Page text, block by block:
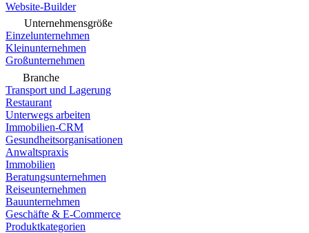
Website-Builder
Unternehmensgröße
Einzelunternehmen
Kleinunternehmen
Großunternehmen
Branche
Transport und Lagerung
Restaurant
Unterwegs arbeiten
Immobilien-CRM
Gesundheitsorganisationen
Anwaltspraxis
Immobilien
Beratungsunternehmen
Reiseunternehmen
Bauunternehmen
Geschäfte & E-Commerce
Produktkategorien